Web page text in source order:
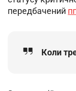
передбачений
Коли